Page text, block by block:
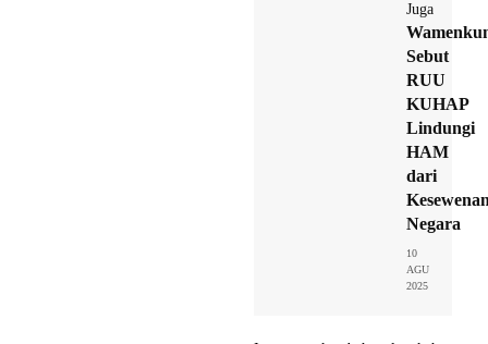
Juga
Sebut
RUU
KUHAP
Lindungi
HAM
dari
Negara
10
AGU
2025